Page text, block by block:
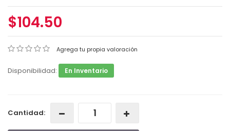
$104.50
Agrega tu propia valoración
Disponibilidad: En Inventario
Cantidad: